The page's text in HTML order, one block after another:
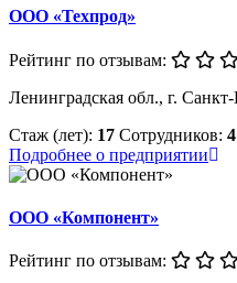
ООО «Техпрод»
Рейтинг по отзывам:
Ленинградская обл., г.
Стаж (лет): 17 Сотрудников: 4
Подробнее о предприятии
ООО «Компонент»
Рейтинг по отзывам: